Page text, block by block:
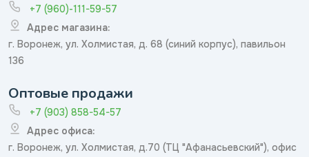
+7 (960)-111-59-57
Адрес магазина:
г. Воронеж, ул. Холмистая, д. 68 (синий корпус), павильон
136
Оптовые продажи
+7 (903) 858-54-57
Адрес офиса:
г. Воронеж, ул. Холмистая, д.70 (ТЦ "Афанасьевский"), офис